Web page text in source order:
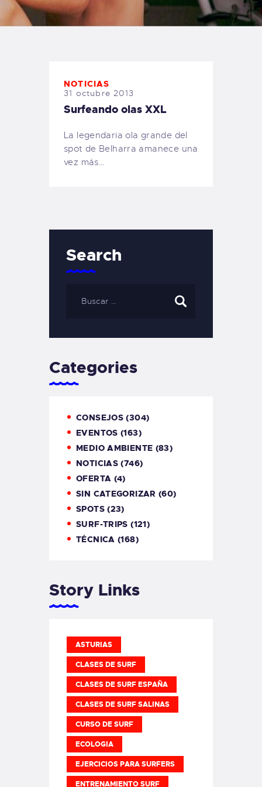
TIENDA FAMILY SURFERS
WEBCAM SALINAS
NOTICIAS
31 octubre 2013
Surfeando olas XXL
La legendaria ola grande del
spot de Belharra amanece una
vez más…
Search
Categories
CONSEJOS (304)
EVENTOS (163)
MEDIO AMBIENTE (83)
NOTICIAS (746)
OFERTA (4)
SIN CATEGORIZAR (60)
SPOTS(23)
SURF-TRIPS (121)
TÉCNICA (168)
Story Links
ASTURIAS
CLASES DE SURF
CLASES DE SURF ESPAÑA
CLASES DE SURF SALINAS
CURSO DE SURF
ECOLOGIA
EJERCICIOS PARA SURFERS
ENTRENAMIENTO SURF